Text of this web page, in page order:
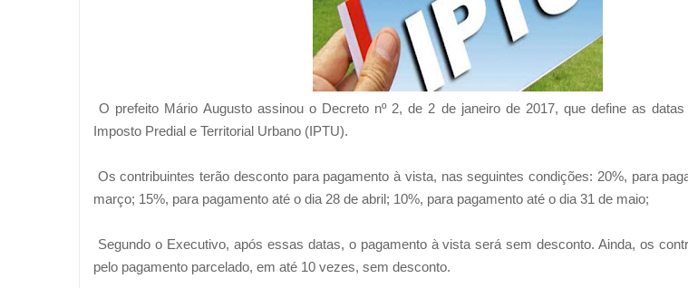
O prefeito Mário Augusto assinou o Decreto nº 2, de 2 de janeiro de 2017, que define as
Imposto Predial e Territorial Urbano (IPTU).
Os contribuintes terão desconto para pagamento à vista, nas seguintes condições: 20%, para
março; 15%, para pagamento até o dia 28 de abril; 10%, para pagamento até o dia 31 de maio;
Segundo o Executivo, após essas datas, o pagamento à vista será sem desconto. Ainda, os
pelo pagamento parcelado, em até 10 vezes, sem desconto.